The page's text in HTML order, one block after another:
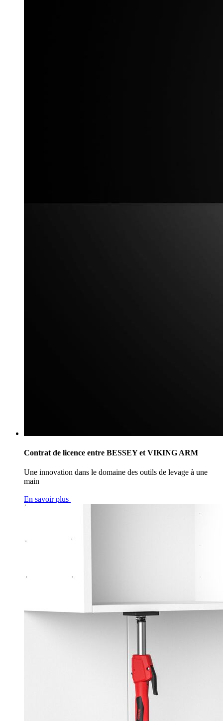
Contrat de licence entre BESSEY et VIKING ARM
Une innovation dans le domaine des outils de levage à une
main
En savoir plus